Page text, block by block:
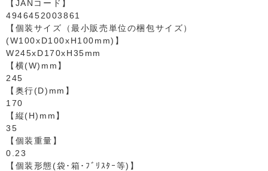
【JANコード】
4946452003861
【個装サイズ（最小販売単位の梱包サイズ）
(W100xD100xH100mm)】
W245xD170xH35mm
【横(W)mm】
245
【奥行(D)mm】
170
【縦(H)mm】
35
【個装重量】
0.23
【個装形態(袋･箱･ﾌﾞﾘｽﾀｰ等)】